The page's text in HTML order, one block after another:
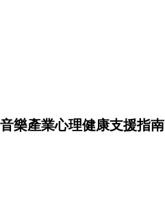
音樂產業心理健康支援指南